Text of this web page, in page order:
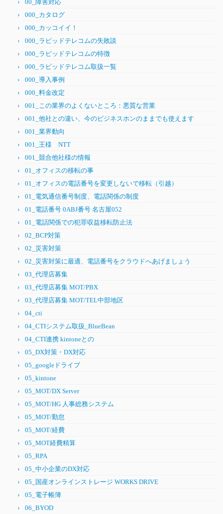
00_障害対応
000_カタログ
000_カッコイイ！
000_ラピッドテレコムの失敗談
000_ラピッドテレコムの特徴
000_ラピッドテレコム取扱一覧
000_導入事例
000_料金改定
001_この業界のよくないところ：悪質な営業
001_他社との違い、今のビジネスホンのままでも使えます
001_業界動向
001_王様 NTT
001_競合他社様の情報
01_オフィスの移転の事
01_オフィスの電話番号を変更しないで移転（引越）
01_電気通信番号制度、電話関係の制度
01_電話番号 0ABJ番号 名古屋052
01_電話関係での犯罪収益移転防止法
02_BCP対策
02_災害対策
02_災害対策に最適、電話番号をクラウドへあげましょう
03_代理店募集
03_代理店募集 MOT/PBX
03_代理店募集 MOT/TEL中部地区
04_cti
04_CTIシステム取扱_BlueBean
04_CTI連携 kintoneとの
05_DX対策・DX対応
05_googleドライブ
05_kintone
05_MOT/DX Server
05_MOT/HG 人事総務システム
05_MOT/勤怠
05_MOT/経費
05_MOT経費精算
05_RPA
05_中小企業のDX対応
05_国産オンラインストレージ WORKS DRIVE
05_電子帳簿
06_BYOD